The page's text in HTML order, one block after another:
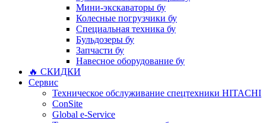
Мини-экскаваторы бу
Колесные погрузчики бу
Специальная техника бу
Бульдозеры бу
Запчасти бу
Навесное оборудование бу
🔥 СКИДКИ
Сервис
Техническое обслуживание спецтехники HITACHI
ConSite
Global e-Service